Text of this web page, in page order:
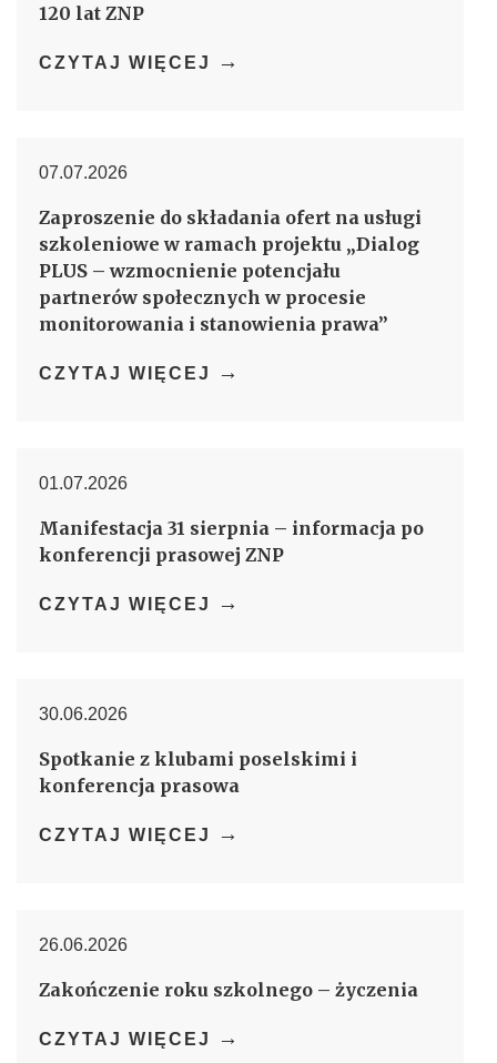
120 lat ZNP
CZYTAJ WIĘCEJ →
07.07.2026
Zaproszenie do składania ofert na usługi
szkoleniowe w ramach projektu „Dialog
PLUS – wzmocnienie potencjału
partnerów społecznych w procesie
monitorowania i stanowienia prawa”
CZYTAJ WIĘCEJ →
01.07.2026
Manifestacja 31 sierpnia – informacja po
konferencji prasowej ZNP
CZYTAJ WIĘCEJ →
30.06.2026
Spotkanie z klubami poselskimi i
konferencja prasowa
CZYTAJ WIĘCEJ →
26.06.2026
Zakończenie roku szkolnego – życzenia
CZYTAJ WIĘCEJ →